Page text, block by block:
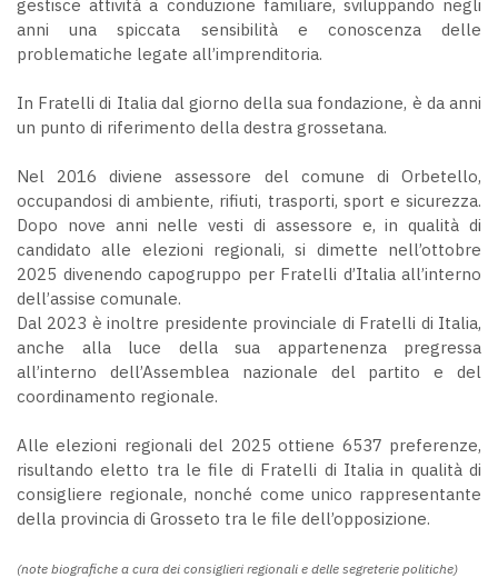
gestisce attività a conduzione familiare, sviluppando negli
anni una spiccata sensibilità e conoscenza delle
problematiche legate all’imprenditoria.
In Fratelli di Italia dal giorno della sua fondazione, è da anni
un punto di riferimento della destra grossetana.
Nel 2016 diviene assessore del comune di Orbetello,
occupandosi di ambiente, rifiuti, trasporti, sport e sicurezza.
Dopo nove anni nelle vesti di assessore e, in qualità di
candidato alle elezioni regionali, si dimette nell’ottobre
2025 divenendo capogruppo per Fratelli d’Italia all’interno
dell’assise comunale.
Dal 2023 è inoltre presidente provinciale di Fratelli di Italia,
anche alla luce della sua appartenenza pregressa
all’interno dell’Assemblea nazionale del partito e del
coordinamento regionale.
Alle elezioni regionali del 2025 ottiene 6537 preferenze,
risultando eletto tra le file di Fratelli di Italia in qualità di
consigliere regionale, nonché come unico rappresentante
della provincia di Grosseto tra le file dell’opposizione.
(note biografiche a cura dei consiglieri regionali e delle segreterie politiche)